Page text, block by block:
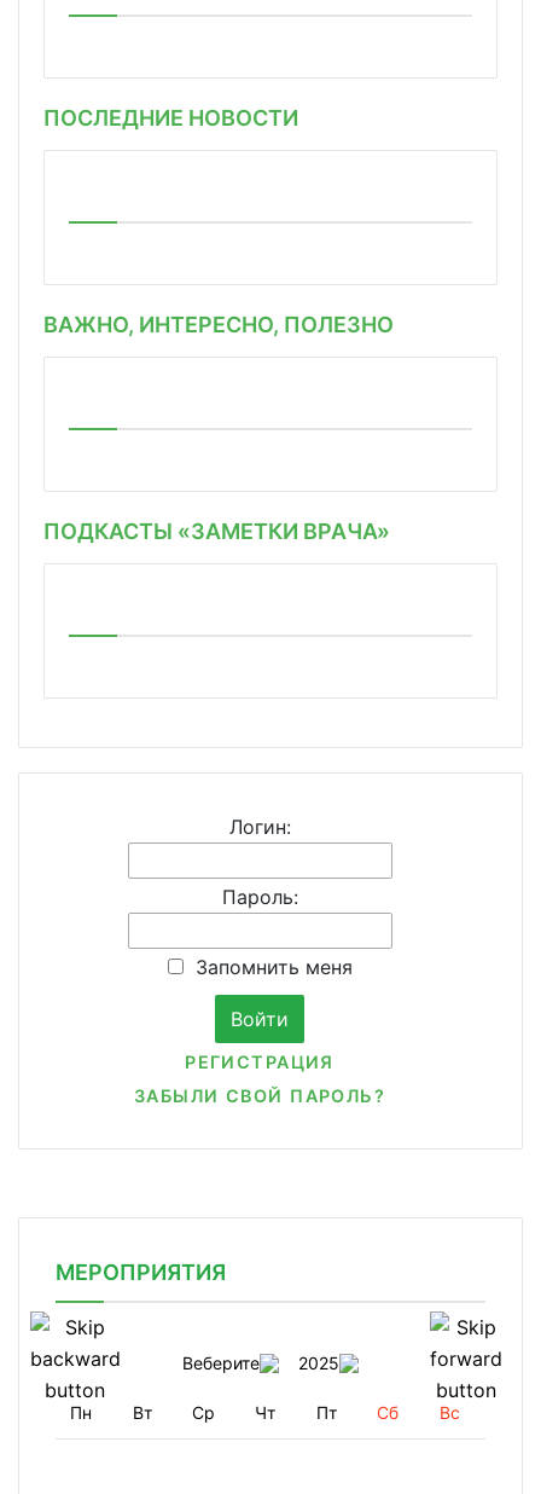
ПОСЛЕДНИЕ НОВОСТИ
ВАЖНО, ИНТЕРЕСНО, ПОЛЕЗНО
ПОДКАСТЫ «ЗАМЕТКИ ВРАЧА»
Логин:
Пароль:
Запомнить меня
РЕГИСТРАЦИЯ
ЗАБЫЛИ СВОЙ ПАРОЛЬ?
МЕРОПРИЯТИЯ
Веберите 2025
Пн Вт Ср Чт Пт Сб Вс